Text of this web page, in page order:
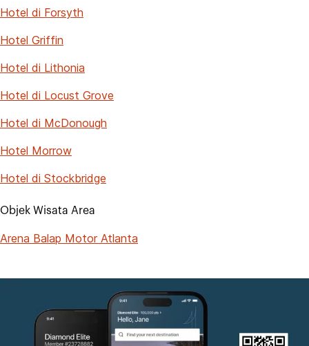
Hotel di Forsyth
Hotel Griffin
Hotel di Lithonia
Hotel di Locust Grove
Hotel di McDonough
Hotel Morrow
Hotel di Stockbridge
Objek Wisata Area
Arena Balap Motor Atlanta